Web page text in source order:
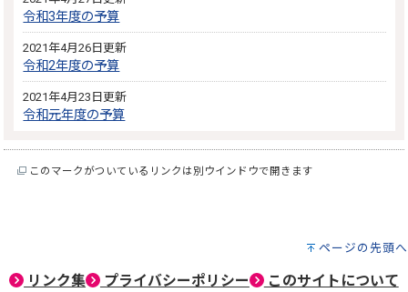
令和3年度の予算
2021年4月26日更新
令和2年度の予算
2021年4月23日更新
令和元年度の予算
このマークがついているリンクは別ウインドウで開きます
ページの先頭へ
リンク集 プライバシーポリシー
このサイトについて